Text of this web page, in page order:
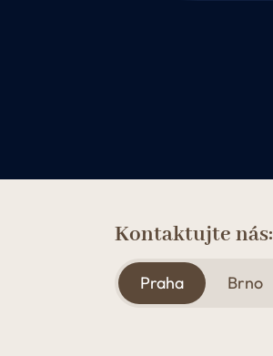
Kontaktujte nás:
Praha Brno